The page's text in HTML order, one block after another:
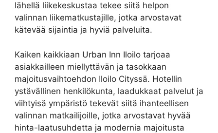
lähellä liikekeskustaa tekee siitä helpon
valinnan liikematkustajille, jotka arvostavat
kätevää sijaintia ja hyviä palveluita.
Kaiken kaikkiaan Urban Inn Iloilo tarjoaa
asiakkailleen miellyttävän ja tasokkaan
majoitusvaihtoehdon Iloilo Cityssä. Hotellin
ystävällinen henkilökunta, laadukkaat palvelut ja
viihtyisä ympäristö tekevät siitä ihanteellisen
valinnan matkailijoille, jotka arvostavat hyvää
hinta-laatusuhdetta ja modernia majoitusta